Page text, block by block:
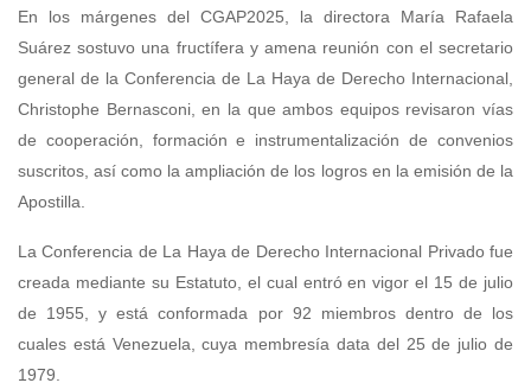
En los márgenes del CGAP2025, la directora María Rafaela
Suárez sostuvo una fructífera y amena reunión con el secretario
general de la Conferencia de La Haya de Derecho Internacional,
Christophe Bernasconi, en la que ambos equipos revisaron vías
de cooperación, formación e instrumentalización de convenios
suscritos, así como la ampliación de los logros en la emisión de la
Apostilla.
La Conferencia de La Haya de Derecho Internacional Privado fue
creada mediante su Estatuto, el cual entró en vigor el 15 de julio
de 1955, y está conformada por 92 miembros dentro de los
cuales está Venezuela, cuya membresía data del 25 de julio de
1979.